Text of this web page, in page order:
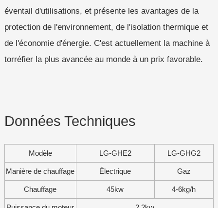
éventail d'utilisations, et présente les avantages de la
protection de l'environnement, de l'isolation thermique et
de l'économie d'énergie. C'est actuellement la machine à
torréfier la plus avancée au monde à un prix favorable.
Données Techniques
Modèle LG-GHE2 LG-GHG2
Manière de chauffage Électrique Gaz
Chauffage 45kw 4-6kg/h